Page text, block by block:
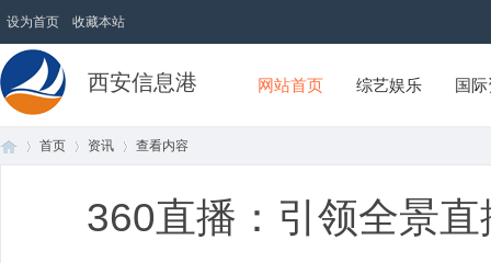
设为首页 收藏本站
西安信息港 网站首页 综艺娱乐 国
首页 资讯 查看内容
360直播：引领全景